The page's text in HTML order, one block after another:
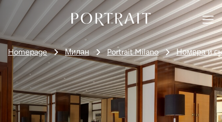
Homepage Милан Portrait Milano Номера и